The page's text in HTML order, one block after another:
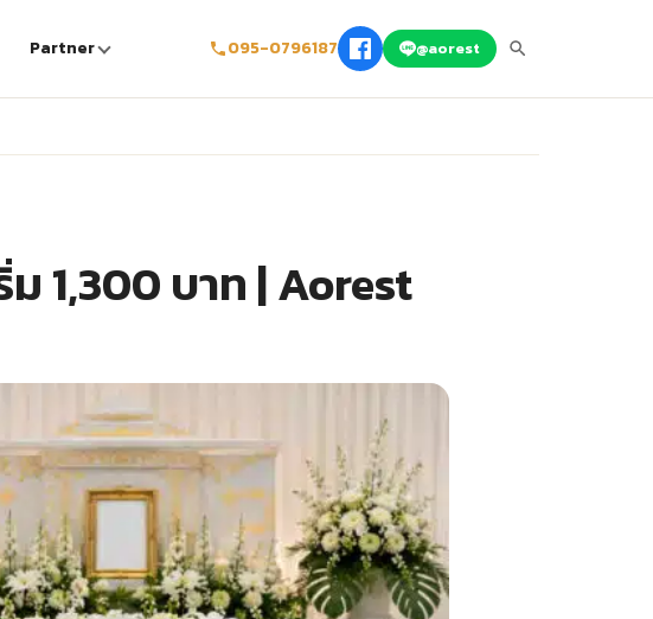
Partner 095-0796187 @aorest
1,300 บาท | Aorest